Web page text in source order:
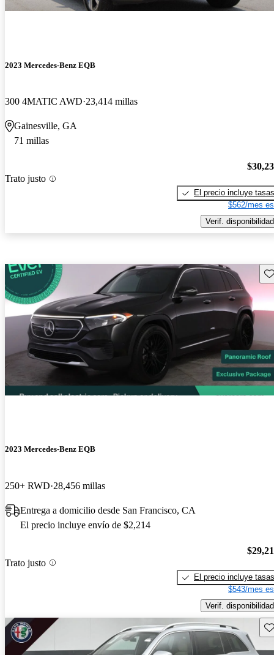
2023 Mercedes-Benz EQB
300 4MATIC AWD 23,414 millas
Gainesville, GA
71 millas
Trato justo
El precio incluye tasas
$562/mes
Verif. disponibilidad
2023 Mercedes-Benz EQB
250+ RWD 28,456 millas
Entrega a domicilio desde San Francisco, CA
El precio incluye envío de $2,214
Trato justo
El precio incluye tasas
$543/mes
Verif. disponibilidad